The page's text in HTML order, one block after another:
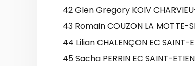
42 Glen Gregory KOIV
43 Romain COUZON LA MOTTE-
44 Lilian CHALENÇON EC SAINT-
45 Sacha PERRIN EC SAINT-